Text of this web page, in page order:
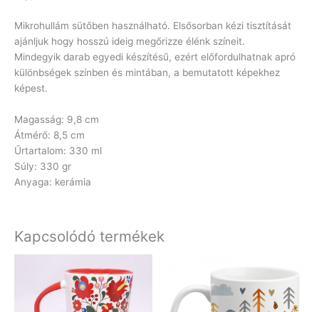
Mikrohullám sütőben használható. Elsősorban kézi tisztítását
ajánljuk hogy hosszú ideig megőrizze élénk színeit.
Mindegyik darab egyedi készítésű, ezért előfordulhatnak apró
különbségek színben és mintában, a bemutatott képekhez
képest.
Magasság: 9,8 cm
Átmérő: 8,5 cm
Űrtartalom: 330 ml
Súly: 330 gr
Anyaga: kerámia
Kapcsolódó termékek